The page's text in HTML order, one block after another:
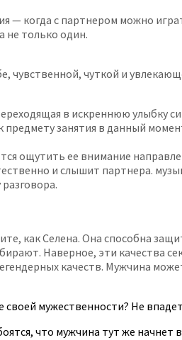
— когда с партнером можно
не только один.
чувственной, чуткой и
в искреннюю улыбку
занятия в данный
ощутить ее внимание
и слышит партнера.
как Селена. Она способна
Наверное, эти качества
качеств. Мужчина
мужественности? Не
что мужчина тут же начнет